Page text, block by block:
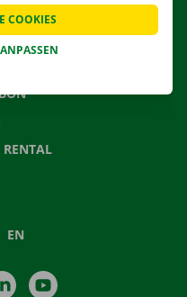
ONS
VRAGEN
RENTAL
EN
LinkedIn
COOKIES